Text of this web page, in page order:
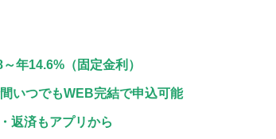
年14.6%（固定金利）
いつでもWEB完結で申込可能
返済もアプリから